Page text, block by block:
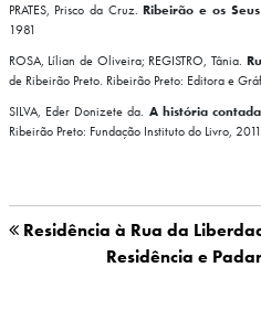
PRATES, Prisco da Cruz.Ribeirão e os
1981
ROSA, Lílian de Oliveira; REGISTRO, Tânia.
de Ribeirão Preto. Ribeirão Preto: Editora e
SILVA, Eder Donizete da. A história
Ribeirão Preto: Fundação Instituto do Livro,
Residência à Rua da
Residência e